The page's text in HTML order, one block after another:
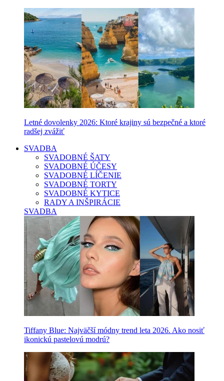
Letné dovolenky 2026: Ktoré krajiny sú bezpečné a ktoré
radšej zvážiť
SVADBA
SVADOBNÉ ŠATY
SVADOBNÉ ÚČESY
SVADOBNÉ LÍČENIE
SVADOBNÉ TORTY
SVADOBNÉ KYTICE
RADY A INŠPIRÁCIE
SVADBA
Tiffany Blue: Najväčší módny trend leta 2026. Ako nosiť
ikonickú pastelovú modrú?